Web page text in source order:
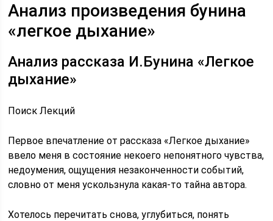
Анализ произведения бунина
«легкое дыхание»
Анализ рассказа И.Бунина «Легкое
дыхание»
Поиск Лекций
Первое впечатление от рассказа «Легкое дыхание»
ввело меня в состояние некоего непонятного чувства,
недоумения, ощущения незаконченности событий,
словно от меня ускользнула какая-то тайна автора.
Хотелось перечитать снова, углубиться, понять